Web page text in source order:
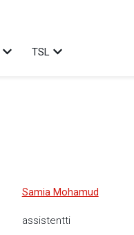
Avaa alavalikko
TSL Avaa alavalikko
Samia Mohamud
assistentti